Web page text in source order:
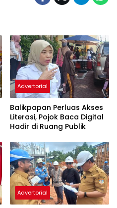
Advertorial
Balikpapan Perluas Akses
Literasi, Pojok Baca Digital
Hadir di Ruang Publik
Advertorial